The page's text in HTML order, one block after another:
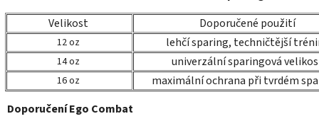
Velikost
Doporučené použití
12 oz lehčí sparing, techničtější
14 oz univerzální sparingová
16 oz
maximální ochrana při tvrdém
Doporučení Ego Combat